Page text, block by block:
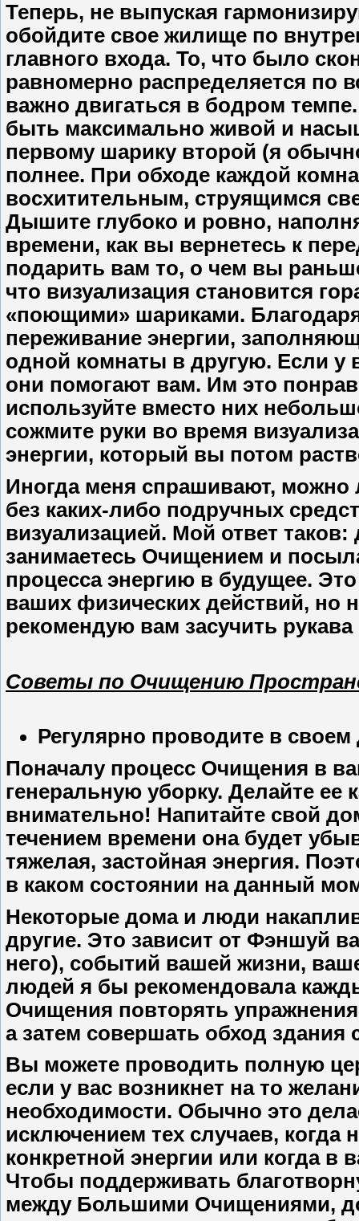
Теперь, не выпуская
обойдите свое жилище по
главного входа. То, что было
равномерно распределяется по
важно двигаться в бодром
быть максимально живой и
первому шарику второй (я
полнее. При обходе каждой
восхитительным, струящимся
Дышите глубоко и ровно,
времени, как вы вернетесь к
подарить вам то, о чем вы
что визуализация становится
«поющими» шариками.
переживание энергии,
одной комнаты в другую. Если у
они помогают вам. Им это
используйте вместо них
сожмите руки во время
энергии, который вы потом
Иногда меня спрашивают,
без каких-либо подручных
визуализацией. Мой ответ
занимаетесь Очищением и
процесса энергию в будущее.
ваших физических действий, но
рекомендую вам засучить рукава
Советы по Очищению
Регулярно проводите в
Поначалу процесс Очищения в
генеральную уборку. Делайте ее
внимательно! Напитайте свой
течением времени она будет
тяжелая, застойная энергия.
в каком состоянии на данный
Некоторые дома и люди
другие. Это зависит от Фэншуй
него), событий вашей жизни,
людей я бы рекомендовала
Очищения повторять
а затем совершать обход здания
Вы можете проводить полную
если у вас возникнет на то
необходимости. Обычно это
исключением тех случаев, когда
конкретной энергии или когда
Чтобы поддерживать
между Большими Очищениями,